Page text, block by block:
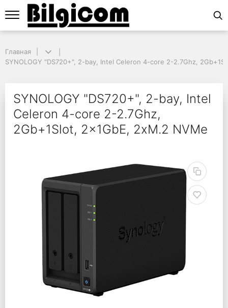
SYNOLOGY "DS720+", 2-bay, Intel Celeron 4-core 2-2.7Ghz,
SYNOLOGY
Главная
SYNOLOGY "DS720+", 2-bay, Intel Celeron 4-core 2-2.7Ghz,
SYNOLOGY "DS720+", 2-bay, Intel
Celeron 4-core 2-2.7Ghz,
2Gb+1Slot, 2x1GbE, 2xM.2 NVMe